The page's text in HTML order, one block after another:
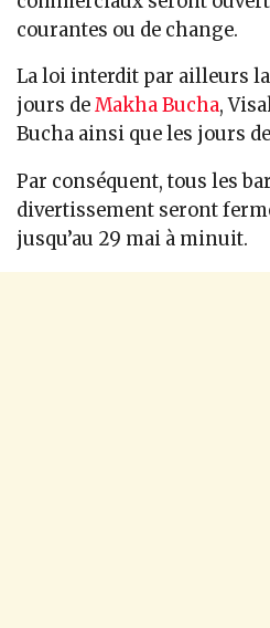
courantes ou de change.
La loi interdit par ailleurs la
jours deMakha Bucha,
Bucha ainsi que les jours
Par conséquent, tous les
divertissement seront
jusqu’au 29 mai à minuit.